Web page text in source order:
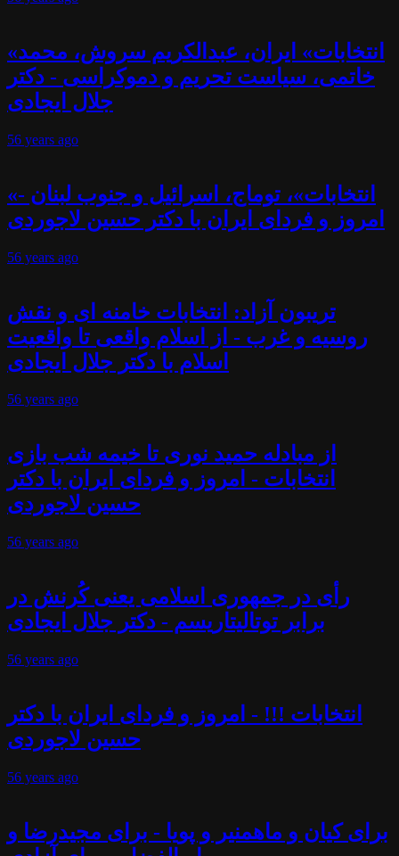
«انتخابات» ایران، عبدالکریم سروش، محمد
خاتمی، سیاست تحریم و دموکراسی - دکتر
جلال ایجادی
56 years ago
«انتخابات»، توماج، اسرائیل و جنوب لبنان -
امروز و فردای ایران با دکتر حسین لاجوردی
56 years ago
تریبون آزاد: انتخابات خامنه ای و نقش
روسیه و غرب - از اسلام واقعی تا واقعیت
اسلام با دکتر جلال ایجادی
56 years ago
از مبادله حمید نوری تا خیمه شب بازی
انتخابات - امروز و فردای ایران با دکتر
حسین لاجوردی
56 years ago
رأی در جمهوری اسلامی یعنی کُرنش در
برابر توتالیتاریسم - دکتر جلال ایجادی
56 years ago
انتخابات !!! - امروز و فردای ایران با دکتر
حسین لاجوردی
56 years ago
برای کیان و ماهمنیر و پویا - برای مجیدرضا و